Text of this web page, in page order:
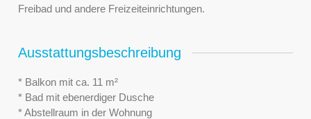
Freibad und andere Freizeiteinrichtungen.
Ausstattungsbeschreibung
* Balkon mit ca. 11 m²
* Bad mit ebenerdiger Dusche
* Abstellraum in der Wohnung